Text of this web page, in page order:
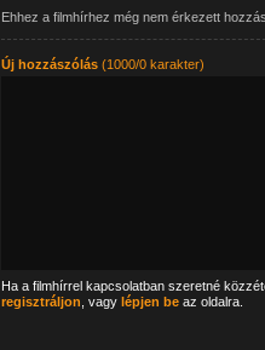
Ehhez a filmhírhez még nem érkezett
Új hozzászólás(1000/0 karakter)
Ha a filmhírrel kapcsolatban szeretné
regisztráljon , vagy lépjen beaz oldalra.